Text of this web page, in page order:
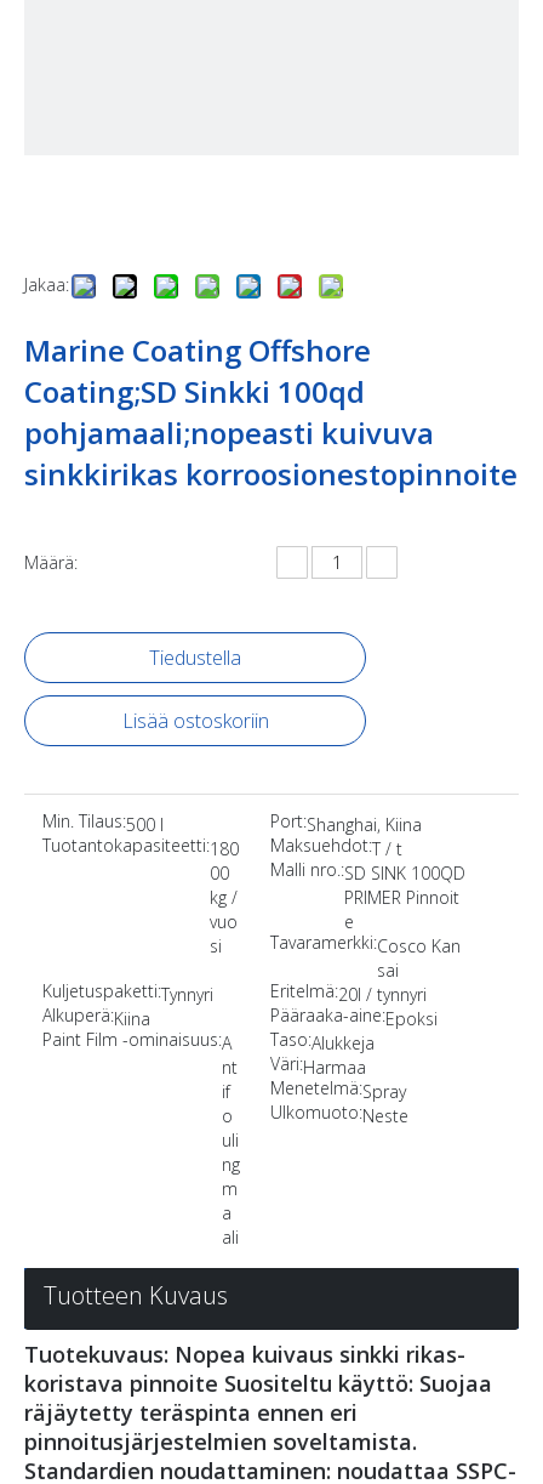
Jakaa:
Marine Coating Offshore
Coating;SD Sinkki 100qd
pohjamaali;nopeasti kuivuva
sinkkirikas korroosionestopinnoite
Määrä:
Tiedustella
Lisää ostoskoriin
Min. Tilaus:500 l Port:Shanghai, Kiina
Tuotantokapasiteetti:180
00
kg /
vuo
si
Maksuehdot:T / t
Malli nro.:SD SINK 100QD
PRIMER Pinnoit
e
Tavaramerkki:Cosco Kan
sai
Kuljetuspaketti:Tynnyri Eritelmä:20l / tynnyri
Alkuperä:Kiina Pääraaka-aine:Epoksi
Paint Film -ominaisuus:A
nt
if
o
uli
ng
m
a
ali
Taso:Alukkeja
Väri:Harmaa
Menetelmä:Spray
Ulkomuoto:Neste
Tuotteen Kuvaus
Tuotekuvaus: Nopea kuivaus sinkki rikas-
koristava pinnoite Suositeltu käyttö: Suojaa
räjäytetty teräspinta ennen eri
pinnoitusjärjestelmien soveltamista.
Standardien noudattaminen: noudattaa SSPC-